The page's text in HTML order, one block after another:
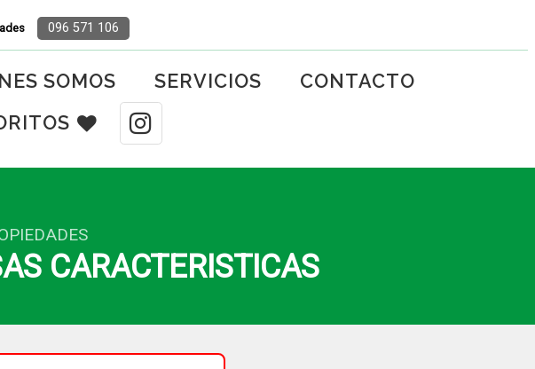
096 571 106
SOMOS SERVICIOS
CONTACTO
CARACTERISTICAS